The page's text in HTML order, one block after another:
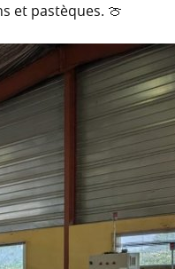
et pastèques. 🍈